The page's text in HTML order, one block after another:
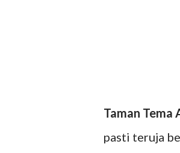
Taman Tema
pasti teruja